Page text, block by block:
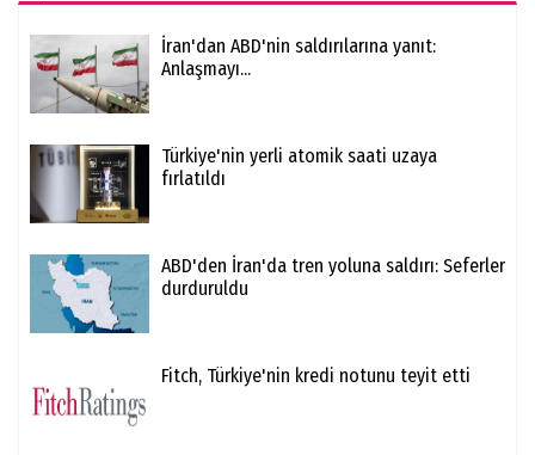
İran'dan ABD'nin saldırılarına yanıt:
Anlaşmayı...
Türkiye'nin yerli atomik saati uzaya
fırlatıldı
ABD'den İran'da tren yoluna saldırı: Seferler
durduruldu
Fitch, Türkiye'nin kredi notunu teyit etti